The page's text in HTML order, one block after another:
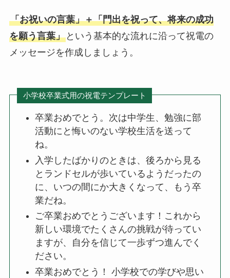
花と電報で帰省しよう
よくご利用いただく弔電
ソープフラワー付き弔電
祝電の送り方
弔電の送り方
電報活用術
電報コラム
「お祝いの言葉」＋「門出を祝って、将来の成功
を願う言葉」という基本的な流れに沿って祝電の
メッセージを作成しましょう。
小学校卒業式用の祝電テンプレート
卒業おめでとう。次は中学生、勉強に部
活動にと悔いのない学校生活を送って
ね。
入学したばかりのときは、後ろから見る
とランドセルが歩いているようだったの
に、いつの間にか大きくなって、もう卒
業だね。
ご卒業おめでとうございます！これから
新しい環境でたくさんの挑戦が待ってい
ますが、自分を信じて一歩ずつ進んでく
ださい。
卒業おめでとう！ 小学校での学びや思い